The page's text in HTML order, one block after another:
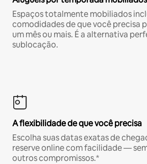
Espaços totalmente mobiliados
comodidades de que você precisa
um mês ou mais. É a alternativa
sublocação.
A flexibilidade de que você precisa
Escolha suas datas exatas de
reserve online com facilidade —
outros compromissos.*